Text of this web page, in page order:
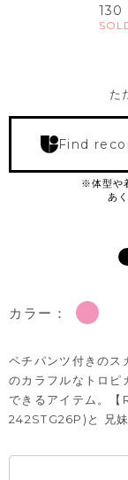
130
た
Find
カラー：
ペチパンツ付きのス
のカラフルなトロピ
できるアイテム。
242STG26P)と 兄